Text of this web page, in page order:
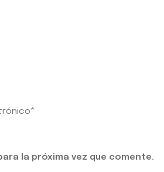
la próxima vez que comente.